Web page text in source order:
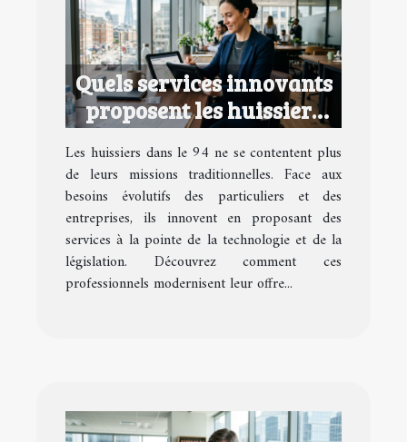
Quels services innovants
proposent les huissiers
dans le 94 ?
Les huissiers dans le 94 ne se contentent plus
de leurs missions traditionnelles. Face aux
besoins évolutifs des particuliers et des
entreprises, ils innovent en proposant des
services à la pointe de la technologie et de la
législation. Découvrez comment ces
professionnels modernisent leur offre...